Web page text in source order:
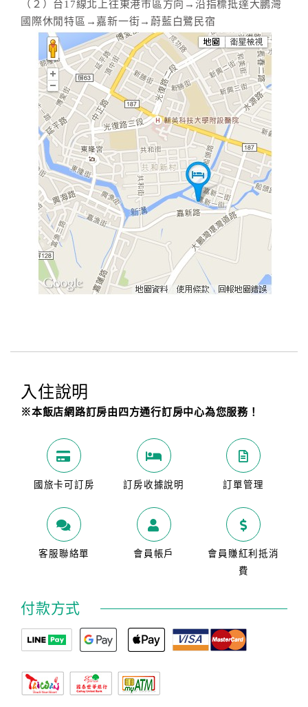
（２）台17線北上往東港市區方向→沿指標抵達大鵬灣
國際休閒特區→嘉新一街→蔚藍白鷺民宿
入住說明
※本飯店網路訂房由四方通行訂房中心為您服務！
國旅卡可訂房 訂房收據說明 訂單管理
客服聯絡單 會員帳戶
會員賺紅利抵消
費
付款方式